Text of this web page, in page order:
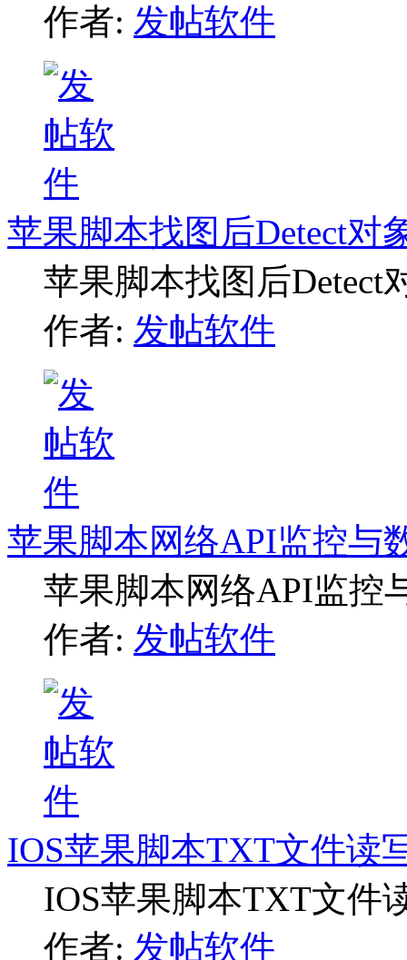
作者: 发帖软件
苹果脚本找图后Detect对
苹果脚本找图后Detect
作者: 发帖软件
苹果脚本网络API监控与
苹果脚本网络API监控
作者: 发帖软件
IOS苹果脚本TXT文件读
IOS苹果脚本TXT文件
作者: 发帖软件